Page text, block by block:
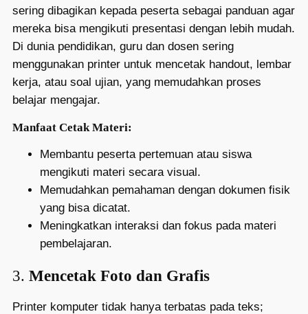
sering dibagikan kepada peserta sebagai panduan agar
mereka bisa mengikuti presentasi dengan lebih mudah.
Di dunia pendidikan, guru dan dosen sering
menggunakan printer untuk mencetak handout, lembar
kerja, atau soal ujian, yang memudahkan proses
belajar mengajar.
Manfaat Cetak Materi:
Membantu peserta pertemuan atau siswa
mengikuti materi secara visual.
Memudahkan pemahaman dengan dokumen fisik
yang bisa dicatat.
Meningkatkan interaksi dan fokus pada materi
pembelajaran.
3. Mencetak Foto dan Grafis
Printer komputer tidak hanya terbatas pada teks;